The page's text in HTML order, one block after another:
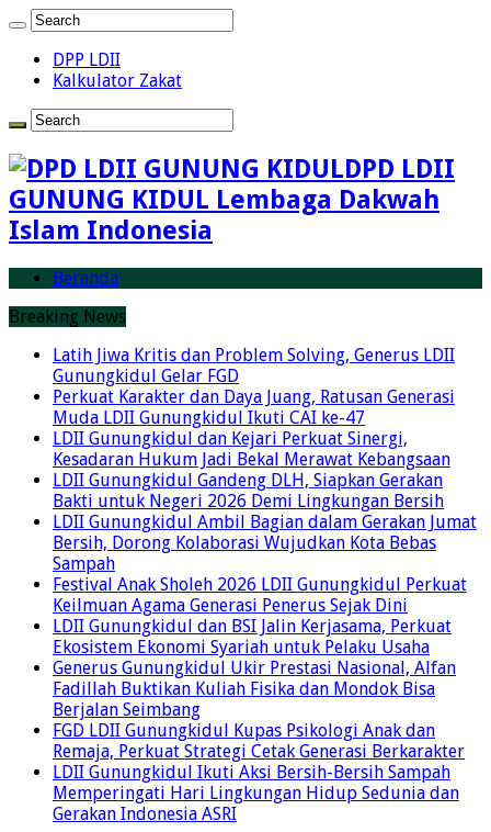
DPP LDII
Kalkulator Zakat
DPD LDII
GUNUNG KIDUL Lembaga Dakwah
Islam Indonesia
Beranda
Breaking News
Latih Jiwa Kritis dan Problem Solving, Generus LDII
Gunungkidul Gelar FGD
Perkuat Karakter dan Daya Juang, Ratusan Generasi
Muda LDII Gunungkidul Ikuti CAI ke-47
LDII Gunungkidul dan Kejari Perkuat Sinergi,
Kesadaran Hukum Jadi Bekal Merawat Kebangsaan
LDII Gunungkidul Gandeng DLH, Siapkan Gerakan
Bakti untuk Negeri 2026 Demi Lingkungan Bersih
LDII Gunungkidul Ambil Bagian dalam Gerakan Jumat
Bersih, Dorong Kolaborasi Wujudkan Kota Bebas
Sampah
Festival Anak Sholeh 2026 LDII Gunungkidul Perkuat
Keilmuan Agama Generasi Penerus Sejak Dini
LDII Gunungkidul dan BSI Jalin Kerjasama, Perkuat
Ekosistem Ekonomi Syariah untuk Pelaku Usaha
Generus Gunungkidul Ukir Prestasi Nasional, Alfan
Fadillah Buktikan Kuliah Fisika dan Mondok Bisa
Berjalan Seimbang
FGD LDII Gunungkidul Kupas Psikologi Anak dan
Remaja, Perkuat Strategi Cetak Generasi Berkarakter
LDII Gunungkidul Ikuti Aksi Bersih-Bersih Sampah
Memperingati Hari Lingkungan Hidup Sedunia dan
Gerakan Indonesia ASRI